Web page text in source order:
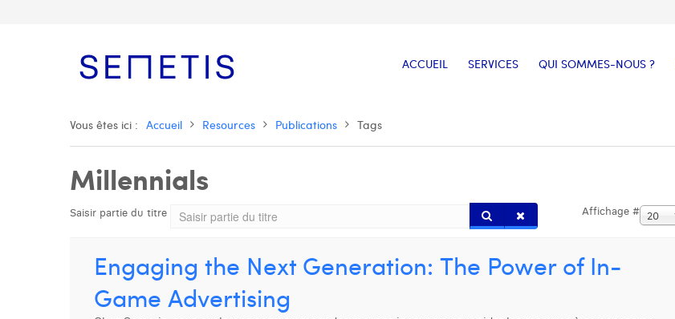
ACCUEIL SERVICES QUI SOMMES-NOUS ?
Vous êtes ici : Accueil Resources Publications Tags
Millennials
Saisir partie du titre Affichage # 20
Engaging the Next Generation: The Power of In-
Game Advertising